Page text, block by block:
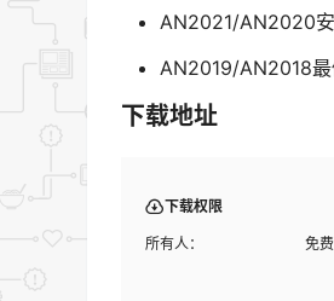
AN2021/AN2020
AN2019/AN2018
下载地址
下载权限
所有人： 免